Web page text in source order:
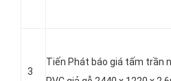
3
Tiến Phát báo giá tấm trần